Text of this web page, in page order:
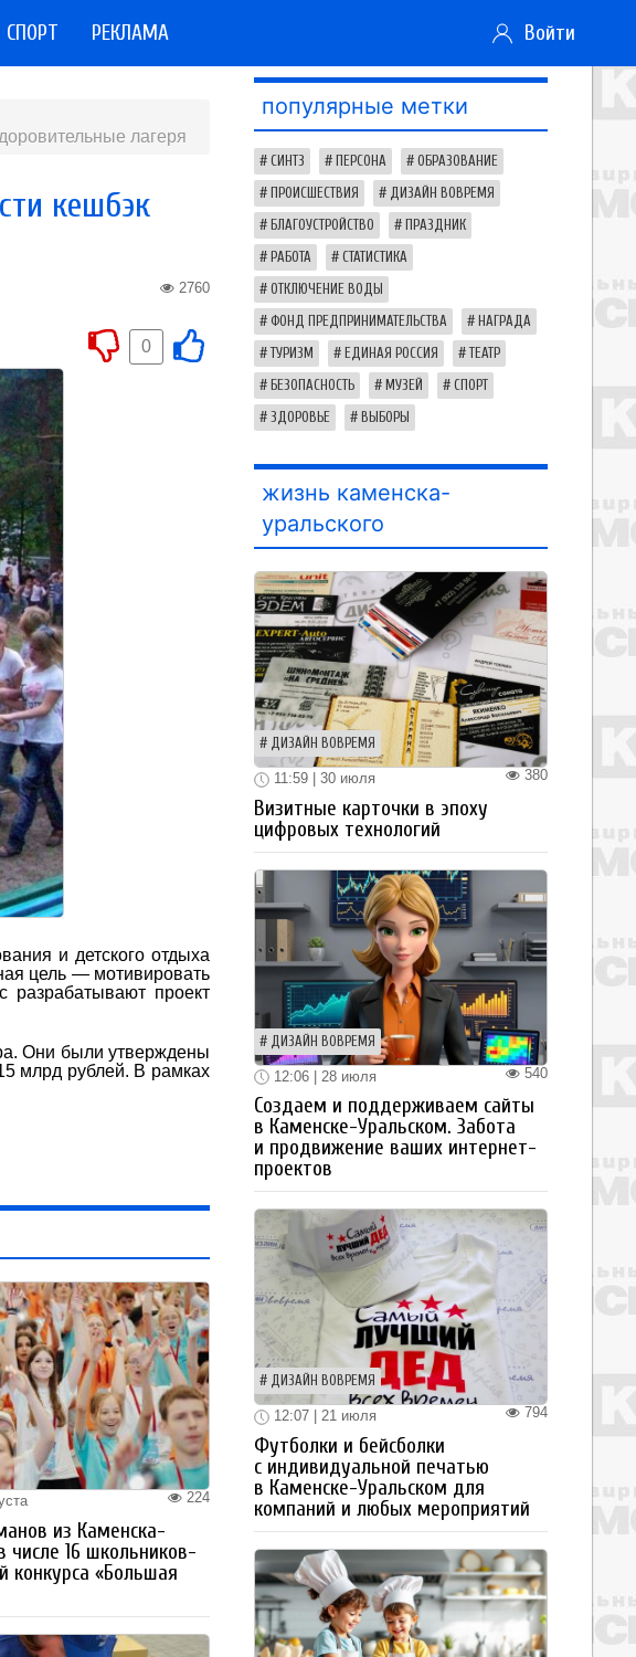
СПОРТ РЕКЛАМА Войти
лагеря
кешбэк
2760
0
и детского отдыха
цель — мотивировать
разрабатывают проект
Они были утверждены
млрд рублей. В рамках
224
из Каменска-
числе 16 школьников-
конкурса «Большая
популярные метки
СИНТЗ ПЕРСОНА ОБРАЗОВАНИЕ
ПРОИСШЕСТВИЯ ДИЗАЙН ВОВРЕМЯ
БЛАГОУСТРОЙСТВО ПРАЗДНИК
РАБОТА СТАТИСТИКА
ОТКЛЮЧЕНИЕ ВОДЫ
ФОНД ПРЕДПРИНИМАТЕЛЬСТВА НАГРАДА
ТУРИЗМ ЕДИНАЯ РОССИЯ ТЕАТР
БЕЗОПАСНОСТЬ МУЗЕЙ СПОРТ
ЗДОРОВЬЕ ВЫБОРЫ
жизнь каменска-
уральского
ДИЗАЙН ВОВРЕМЯ
380
11:59 | 30 июля
Визитные карточки в эпоху
цифровых технологий
ДИЗАЙН ВОВРЕМЯ
540
12:06 | 28 июля
Создаем и поддерживаем сайты
в Каменске-Уральском. Забота
и продвижение ваших интернет-
проектов
ДИЗАЙН ВОВРЕМЯ
794
12:07 | 21 июля
Футболки и бейсболки
с индивидуальной печатью
в Каменске-Уральском для
компаний и любых мероприятий